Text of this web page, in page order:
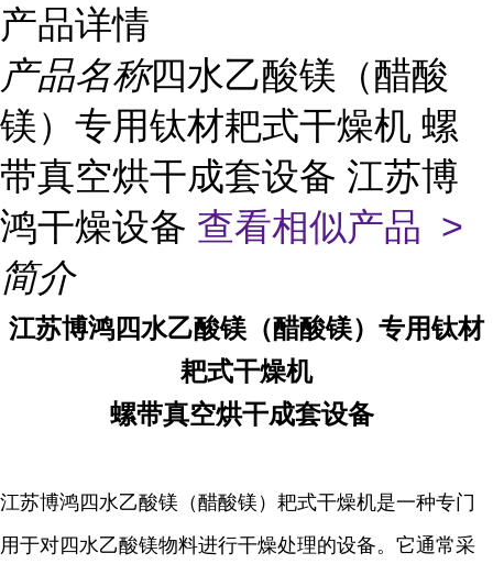
产品详情
产品名称四水乙酸镁（醋酸
镁）专用钛材耙式干燥机 螺
带真空烘干成套设备 江苏博
鸿干燥设备 查看相似产品 >
简介
江苏博鸿四水乙酸镁（醋酸镁）专用钛材
耙式干燥机
螺带真空烘干成套设备
江苏博鸿四水乙酸镁（醋酸镁）耙式干燥机是一种专门
用于对四水乙酸镁物料进行干燥处理的设备。它通常采